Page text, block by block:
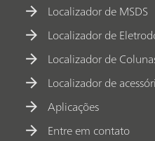
Localizador de MSDS
Localizador de
Localizador de
Localizador de
Aplicações
Entre em contato